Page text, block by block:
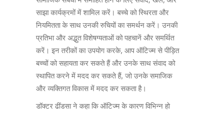
साझा कार्यक्रमों में शामिल करें। बच्चे को स्थिरता और
नियमितता के साथ उनकी रुचियों का समर्थन करें। उनकी
प्रतिभा और अद्भुत विशेषग्यताओं को पहचानें और समर्थित
करें। इन तरीकों का उपयोग करके, आप ऑटिज्म से पीड़ित
बच्चों को सहायता कर सकते हैं और उनके साथ संवाद को
स्थापित करने में मदद कर सकते हैं, जो उनके समाजिक
और व्यक्तिगत विकास में मदद कर सकता है।
डॉक्टर ढींडसा ने कहा कि ऑटिज्म के कारण विभिन्न हो